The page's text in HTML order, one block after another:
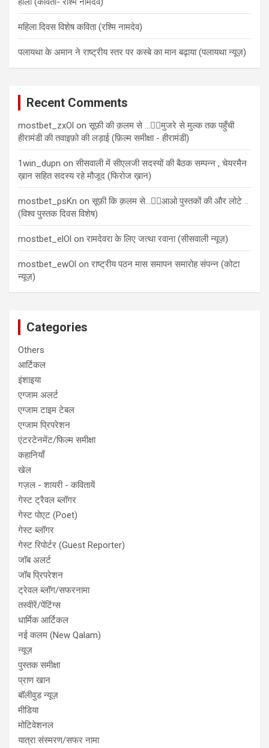
महिला दिवस विशेष कविता (रश्मि नामदेव)
पलायथा के अमान ने राष्ट्रीय स्तर पर कस्बे का मान बढ़ाया (पलायथा न्यूज़)
Recent Comments
mostbet_zxOl onसूफ़ी की क़लम से …✍🏻मुजरे से मुल्क तक पहुँची
हीरामंडी की तवाइफ़ो की लड़ाई (फ़िल्म समीक्षा - हीरामंडी)
1win_dupn onसीसवाली में सीएलजी सदस्यों की बैठक सम्पन्न , चेयरमैन
ख़ान सहित सदस्य रहे मौजूद (फिरोज ख़ान)
mostbet_psKn onसूफ़ी कि क़लम से…✍🏻आओ पुस्तकों की और लोटे ..
(विश्व पुस्तक दिवस विशेष)
mostbet_elOl onरामदेवरा के लिए जत्था रवाना (सीसवाली न्यूज़)
mostbet_ewOl onराष्ट्रीय पठन मास समापन समारोह संपन्न (कोटा
न्यूज़)
Categories
Others
आर्टिकल
इंशाइया
एग्जाम अलर्ट
एग्जाम टाइम टेबल
एग्जाम प्रिपरेशन
एंटरटेनमेंट/फिल्म समीक्षा
कहानियाँ
खेल
गज़ल - शायरी - कवितायें
गेस्ट ट्रैवल ब्लॉगर
गेस्ट पोएट (Poet)
गेस्ट ब्लॉगर
गेस्ट रिपोर्टर (Guest Reporter)
जॉब अलर्ट
जॉब प्रिपरेशन
ट्रेवल ब्लॉग/सफरनामा
तस्वीरें/पेंटिंग्स
धार्मिक आर्टिकल
नई कलम (New Qalam)
न्यूज़
पुस्तक समीक्षा
प्राण खान
बॉलीवुड न्यूज़
मीडिया
मोटिवेशनल
यात्रा संस्मरण/सफर नामा